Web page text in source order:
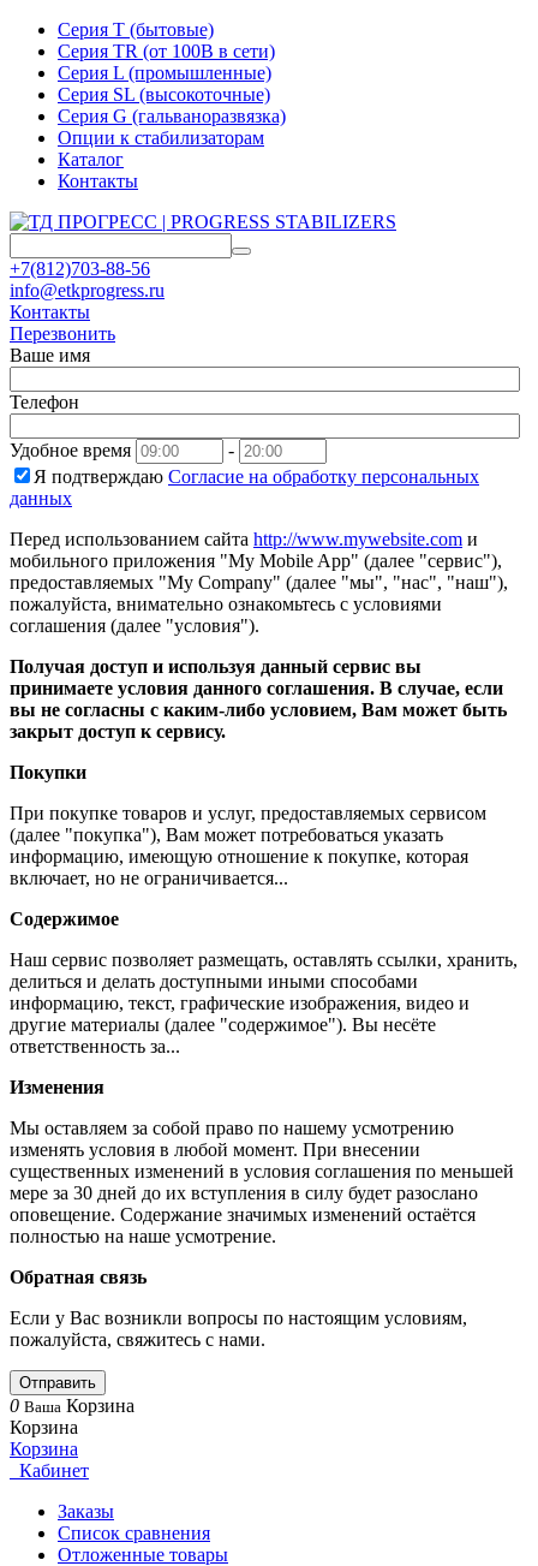
Серия T (бытовые)
Серия TR (от 100В в сети)
Серия L (промышленные)
Серия SL (высокоточные)
Серия G (гальваноразвязка)
Опции к стабилизаторам
Каталог
Контакты
+7(812)703-88-56
info@etkprogress.ru
Контакты
Перезвонить
Ваше имя
Телефон
Удобное время
-
Я подтверждаю Согласие на обработку персональных
данных
Перед использованием сайта http://www.mywebsite.com и
мобильного приложения "My Mobile App" (далее "сервис"),
предоставляемых "My Company" (далее "мы", "нас", "наш"),
пожалуйста, внимательно ознакомьтесь с условиями
соглашения (далее "условия").
Получая доступ и используя данный сервис вы
принимаете условия данного соглашения. В случае, если
вы не согласны с каким-либо условием, Вам может быть
закрыт доступ к сервису.
Покупки
При покупке товаров и услуг, предоставляемых сервисом
(далее "покупка"), Вам может потребоваться указать
информацию, имеющую отношение к покупке, которая
включает, но не ограничивается...
Содержимое
Наш сервис позволяет размещать, оставлять ссылки, хранить,
делиться и делать доступными иными способами
информацию, текст, графические изображения, видео и
другие материалы (далее "содержимое"). Вы несёте
ответственность за...
Изменения
Мы оставляем за собой право по нашему усмотрению
изменять условия в любой момент. При внесении
существенных изменений в условия соглашения по меньшей
мере за 30 дней до их вступления в силу будет разослано
оповещение. Содержание значимых изменений остаётся
полностью на наше усмотрение.
Обратная связь
Если у Вас возникли вопросы по настоящим условиям,
пожалуйста, свяжитесь с нами.
Отправить
0 Ваша Корзина
Корзина
Корзина
Кабинет
Заказы
Список сравнения
Отложенные товары